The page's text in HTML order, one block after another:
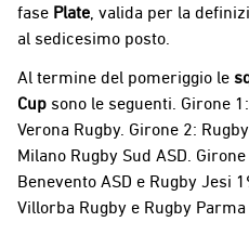
fase Plate, valida per la
al sedicesimo posto.
Al termine del pomeriggio le
Cup sono le seguenti. Girone
Verona Rugby. Girone 2:
Milano Rugby Sud ASD.
Benevento ASD e Rugby Jesi
Villorba Rugby e Rugby Parma